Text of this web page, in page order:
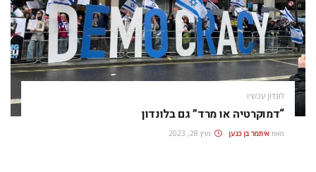
לונדון עכשיו
“דמוקרטיה או מרד” גם בלונדון
מאת איתמר בן כנען מרץ 28, 2023